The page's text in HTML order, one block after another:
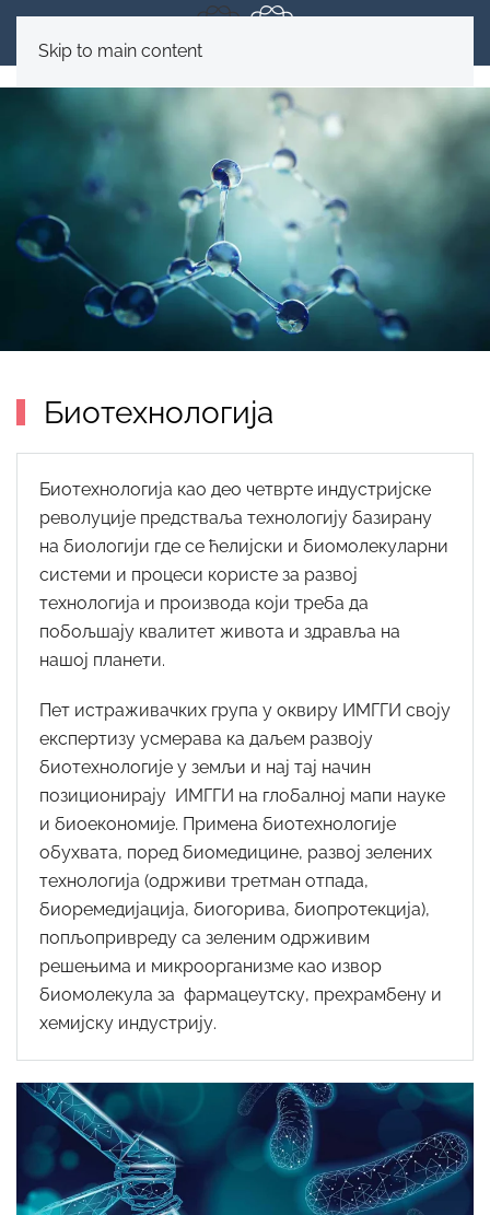
Skip to main content
Биотехнологија
Биотехнологија као део четврте индустријске
револуције предстваља технологију базирану
на биологији где се ћелијски и биомолекуларни
системи и процеси користе за развој
технологија и производа који треба да
побољшају квалитет живота и здравља на
нашој планети.
Пет истраживачких група у оквиру ИМГГИ своју
експертизу усмерава ка даљем развоју
биотехнологије у земљи и нај тај начин
позиционирају ИМГГИ на глобалној мапи науке
и биоекономије. Примена биотехнологије
обухвата, поред биомедицине, развој зелених
технологија (одрживи третман отпада,
биоремедијација, биогорива, биопротекција),
попљопривреду са зеленим одрживим
решењима и микроорганизме као извор
биомолекула за фармацеутску, прехрамбену и
хемијску индустрију.